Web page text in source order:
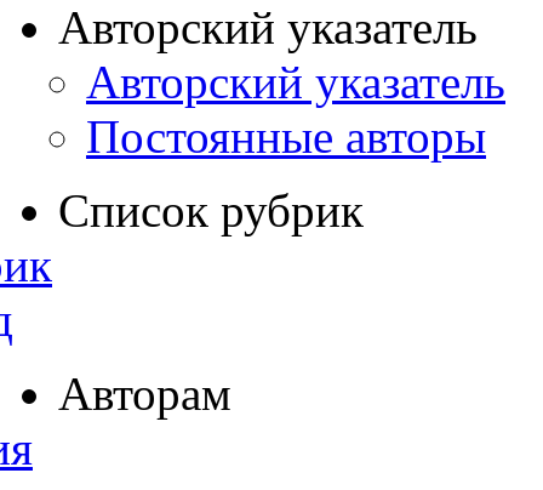
Авторский указатель
Авторский указатель
Постоянные авторы
Список рубрик
Авторам